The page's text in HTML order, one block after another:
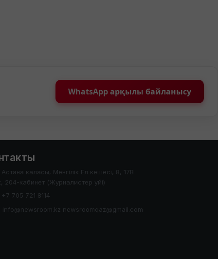
WhatsApp арқылы байланысу
Астана каласы, Менгілік Ел кешесі, 8, 17В
204-кабинет (Журналистер уйі)
+7 705 721 8114
info@newsroom.kz newsroomqaz@gmail.com